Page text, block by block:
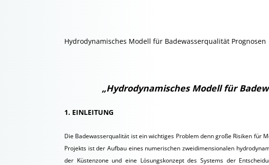
Hydrodynamisches Modell für Badewasserqualität Prognosen
„Hydrodynamisches Modell für
1. EINLEITUNG
Die Badewasserqualität ist ein wichtiges Problem denn große Risiken für
Projekts ist der Aufbau eines numerischen zweidimensionalen
der Küstenzone und eine Lösungskonzept des Systems der